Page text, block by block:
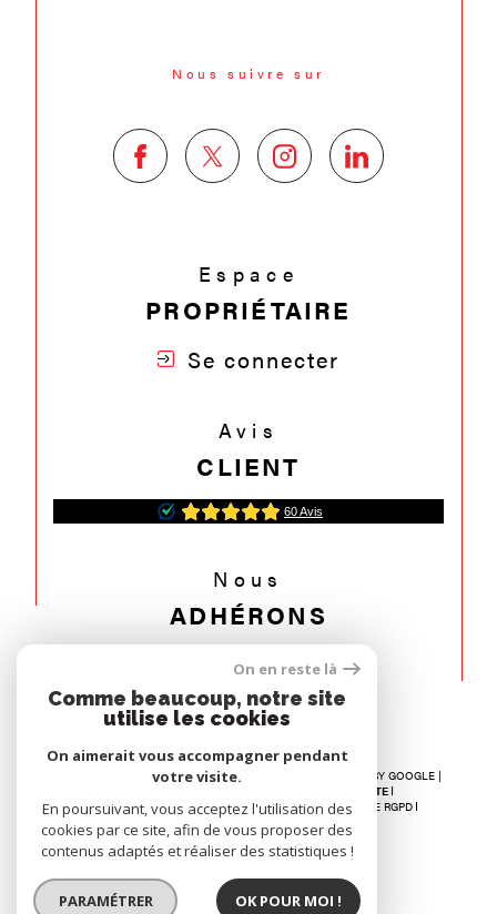
Nous suivre sur
Espace
PROPRIÉTAIRE
Se connecter
Avis
CLIENT
Nous
ADHÉRONS
© 2026 | TOUS DROITS RÉSERVÉS | TRADUCTION POWERED BY GOOGLE |
PLAN DU SITE
MENTIONS LÉGALES
ADMIN NOS LIENS
POLITIQUE RGPD
On en reste là
Comme beaucoup, notre site
utilise les cookies
On aimerait vous accompagner pendant
votre visite.
En poursuivant, vous acceptez l'utilisation des
cookies par ce site, afin de vous proposer des
contenus adaptés et réaliser des statistiques !
PARAMÉTRER OK POUR MOI !